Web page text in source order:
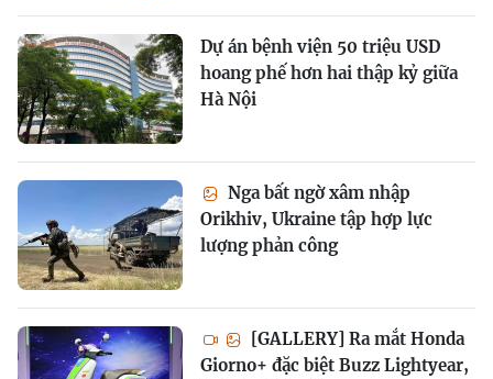
Dự án bệnh viện 50 triệu USD
hoang phế hơn hai thập kỷ giữa
Hà Nội
Nga bất ngờ xâm nhập
Orikhiv, Ukraine tập hợp lực
lượng phản công
[GALLERY] Ra mắt Honda
Giorno+ đặc biệt Buzz Lightyear,